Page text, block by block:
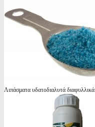
Λιπάσματα υδατοδιαλυτά διαφυλλικά